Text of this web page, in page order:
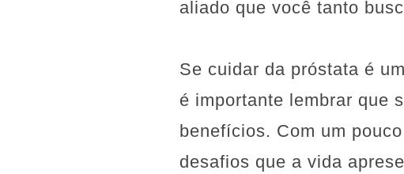
aliado que você tanto
Se cuidar da próstata é
é importante lembrar que
benefícios. Com um
desafios que a vida